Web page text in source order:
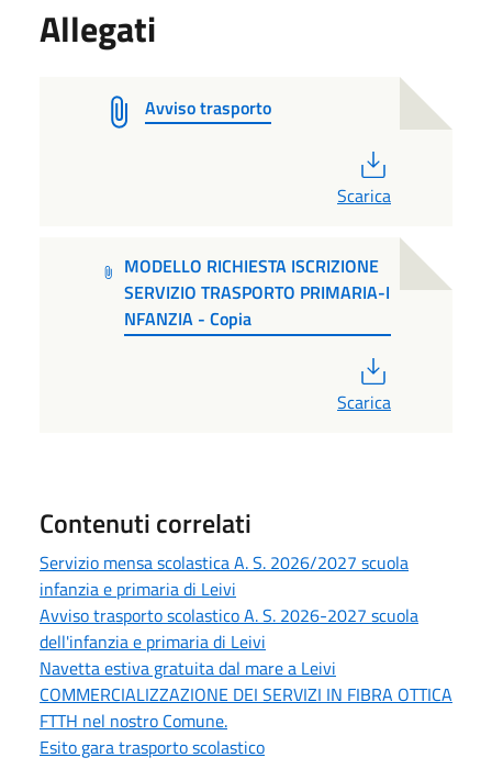
Allegati
Avviso trasporto
Scarica
MODELLO RICHIESTA ISCRIZIONE
SERVIZIO TRASPORTO PRIMARIA-I
NFANZIA - Copia
Scarica
Contenuti correlati
Servizio mensa scolastica A. S. 2026/2027 scuola
infanzia e primaria di Leivi
Avviso trasporto scolastico A. S. 2026-2027 scuola
dell'infanzia e primaria di Leivi
Navetta estiva gratuita dal mare a Leivi
COMMERCIALIZZAZIONE DEI SERVIZI IN FIBRA OTTICA
FTTH nel nostro Comune.
Esito gara trasporto scolastico